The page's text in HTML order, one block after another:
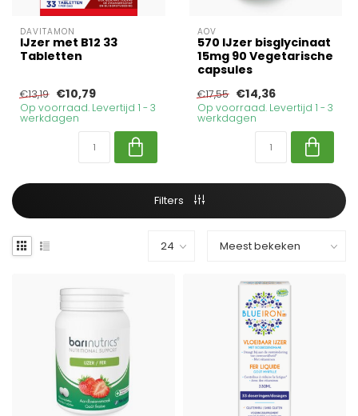
DAVITAMON
IJzer met B12 33
Tabletten
€13,19 €10,79
Op voorraad. Levertijd 1 - 3
werkdagen
AOV
570 IJzer bisglycinaat
15mg 90 Vegetarische
capsules
€17,55 €14,36
Op voorraad. Levertijd 1 - 3
werkdagen
Filters